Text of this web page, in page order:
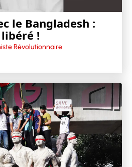
le Bangladesh :
!
Révolutionnaire